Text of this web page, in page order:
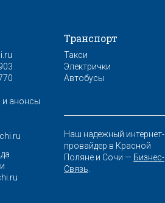
анонсы
Транспорт
Такси
Электрички
Автобусы
Наш надежный интернет-
провайдер в Красной
Поляне и Сочи — Бизнес-
Связь